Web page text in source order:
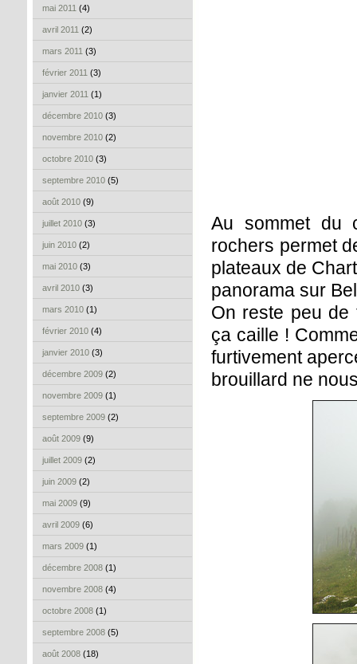
mai 2011 (4)
avril 2011 (2)
mars 2011 (3)
février 2011 (3)
janvier 2011 (1)
décembre 2010 (3)
novembre 2010 (2)
octobre 2010 (3)
septembre 2010 (5)
août 2010 (9)
juillet 2010 (3)
juin 2010 (2)
mai 2010 (3)
avril 2010 (3)
mars 2010 (1)
février 2010 (4)
janvier 2010 (3)
décembre 2009 (2)
novembre 2009 (1)
septembre 2009 (2)
août 2009 (9)
juillet 2009 (2)
juin 2009 (2)
mai 2009 (9)
avril 2009 (6)
mars 2009 (1)
décembre 2008 (1)
novembre 2008 (4)
octobre 2008 (1)
septembre 2008 (5)
août 2008 (18)
Au sommet du
rochers permet
plateaux de
panorama sur
On reste peu de
ça caille !
furtivement
brouillard ne